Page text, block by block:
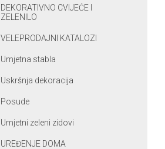
DEKORATIVNO CVIJEĆE I
ZELENILO
VELEPRODAJNI KATALOZI
Umjetna stabla
Uskršnja dekoracija
Posude
Umjetni zeleni zidovi
UREĐENJE DOMA